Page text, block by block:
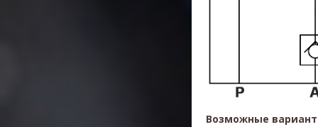
Возможные